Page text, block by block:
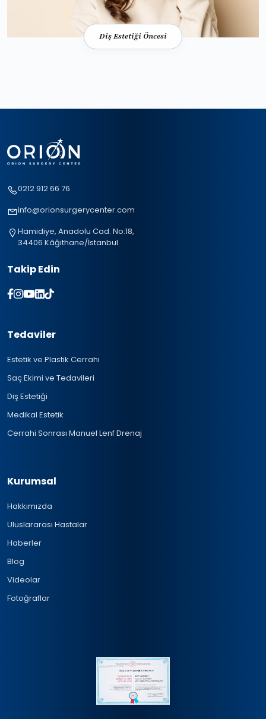
Diş Estetiği Öncesi
0212 912 66 76
info@orionsurgerycenter.com
Hamidiye, Anadolu Cad. No:18,
34406 Kâğıthane/İstanbul
Takip Edin
Tedaviler
Estetik ve Plastik Cerrahi
Saç Ekimi ve Tedavileri
Diş Estetiği
Medikal Estetik
Cerrahi Sonrası Manuel Lenf Drenaj
Kurumsal
Hakkımızda
Uluslararası Hastalar
Haberler
Blog
Videolar
Fotoğraflar